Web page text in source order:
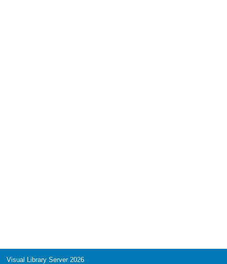
Visual Library Server 2026